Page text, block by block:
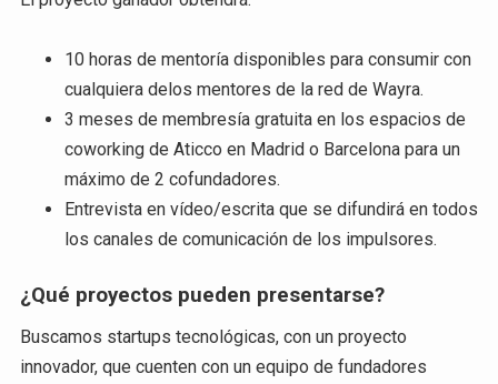
10 horas de mentoría disponibles para consumir con
cualquiera delos mentores de la red de Wayra.
3 meses de membresía gratuita en los espacios de
coworking de Aticco en Madrid o Barcelona para un
máximo de 2 cofundadores.
Entrevista en vídeo/escrita que se difundirá en todos
los canales de comunicación de los impulsores.
¿Qué proyectos pueden presentarse?
Buscamos startups tecnológicas, con un proyecto
innovador, que cuenten con un equipo de fundadores